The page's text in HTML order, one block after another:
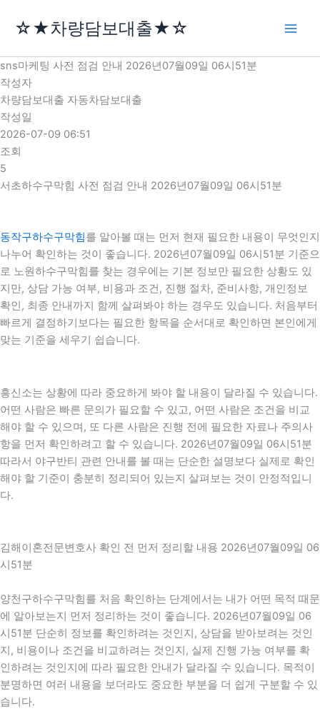
로
건
너
뛰
기
☆★차량담보대출★☆
sns마케팅 사전 점검 안내 2026년07월09일 06시51분
작성자
차량담보대출 자동차담보대출
작성일
2026-07-09 06:51
조회
5
서초하수구막힘 사전 점검 안내 2026년07월09일 06시51분
동작구하수구막힘를 알아볼 때는 먼저 현재 필요한 내용이 무엇인지
나누어 확인하는 것이 좋습니다. 2026년07월09일 06시51분 기준으
로 노원하수구막힘를 찾는 경우에는 기본 정보만 필요한 상황도 있
지만, 상담 가능 여부, 비용과 조건, 진행 절차, 준비사항, 개인정보
확인, 최종 안내까지 함께 살펴봐야 하는 경우도 있습니다. 처음부터
빠르게 결정하기보다는 필요한 항목을 순서대로 확인하면 본인에게
맞는 기준을 세우기 쉽습니다.
흥신소는 상황에 따라 중요하게 봐야 할 내용이 달라질 수 있습니다.
어떤 사람은 빠른 문의가 필요할 수 있고, 어떤 사람은 조건을 비교
해야 할 수 있으며, 또 다른 사람은 진행 전에 필요한 자료나 주의사
항을 먼저 확인하려고 할 수 있습니다. 2026년07월09일 06시51분
따라서 야구반티 관련 안내를 볼 때는 단순한 설명보다 실제로 확인
해야 할 기준이 충분히 정리되어 있는지 살펴보는 것이 안정적입니
다.
김해이혼전문변호사 확인 전 먼저 정리할 내용 2026년07월09일 06
시51분
양천구하수구막힘를 처음 확인하는 단계에서는 내가 어떤 목적 때문
에 알아보는지 먼저 정리하는 것이 좋습니다. 2026년07월09일 06
시51분 단순히 정보를 확인하려는 것인지, 상담을 받아보려는 것인
지, 비용이나 조건을 비교하려는 것인지, 실제 진행 가능 여부를 확
인하려는 것인지에 따라 필요한 안내가 달라질 수 있습니다. 목적이
분명하면 여러 내용을 보더라도 중요한 부분을 더 쉽게 구분할 수 있
습니다.